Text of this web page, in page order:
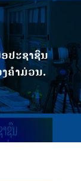
ປະຊາຊົນ
ຄໍາມ່ວນ.